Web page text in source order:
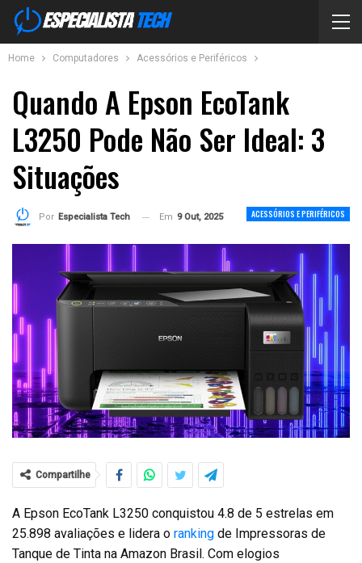
Home Computadores Acessórios e Periféricos
Quando A Epson EcoTank
L3250 Pode Não Ser Ideal: 3
Situações
ACESSÓRIOS E PERIFÉRICOS
Por Especialista Tech Em 9 Out, 2025
Compartilhe
A Epson EcoTank L3250 conquistou 4.8 de 5 estrelas em
25.898 avaliações e lidera o ranking de Impressoras de
Tanque de Tinta na Amazon Brasil. Com elogios